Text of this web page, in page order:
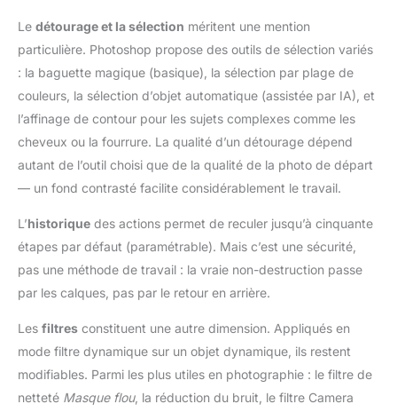
Le détourage et la sélection méritent une mention
particulière. Photoshop propose des outils de sélection variés
: la baguette magique (basique), la sélection par plage de
couleurs, la sélection d’objet automatique (assistée par IA), et
l’affinage de contour pour les sujets complexes comme les
cheveux ou la fourrure. La qualité d’un détourage dépend
autant de l’outil choisi que de la qualité de la photo de départ
— un fond contrasté facilite considérablement le travail.
L’historique des actions permet de reculer jusqu’à cinquante
étapes par défaut (paramétrable). Mais c’est une sécurité,
pas une méthode de travail : la vraie non-destruction passe
par les calques, pas par le retour en arrière.
Les filtres constituent une autre dimension. Appliqués en
mode filtre dynamique sur un objet dynamique, ils restent
modifiables. Parmi les plus utiles en photographie : le filtre de
netteté Masque flou, la réduction du bruit, le filtre Camera